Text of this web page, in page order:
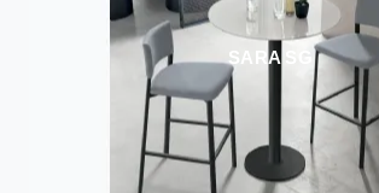
SARA SG